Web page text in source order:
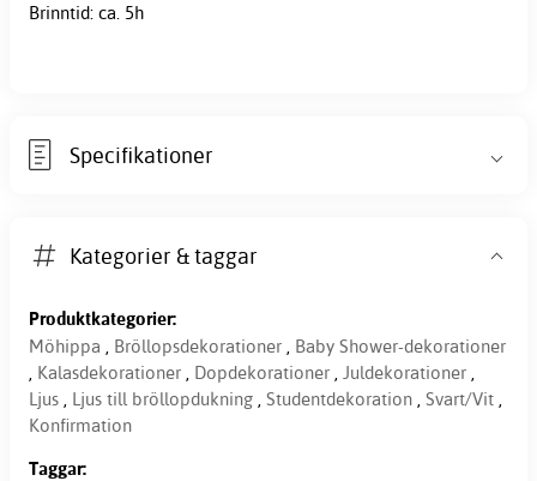
Brinntid: ca. 5h
Specifikationer
Kategorier & taggar
Produktkategorier:
Möhippa , Bröllopsdekorationer , Baby Shower-dekorationer
, Kalasdekorationer , Dopdekorationer , Juldekorationer ,
Ljus , Ljus till bröllopdukning , Studentdekoration , Svart/Vit ,
Konfirmation
Taggar: